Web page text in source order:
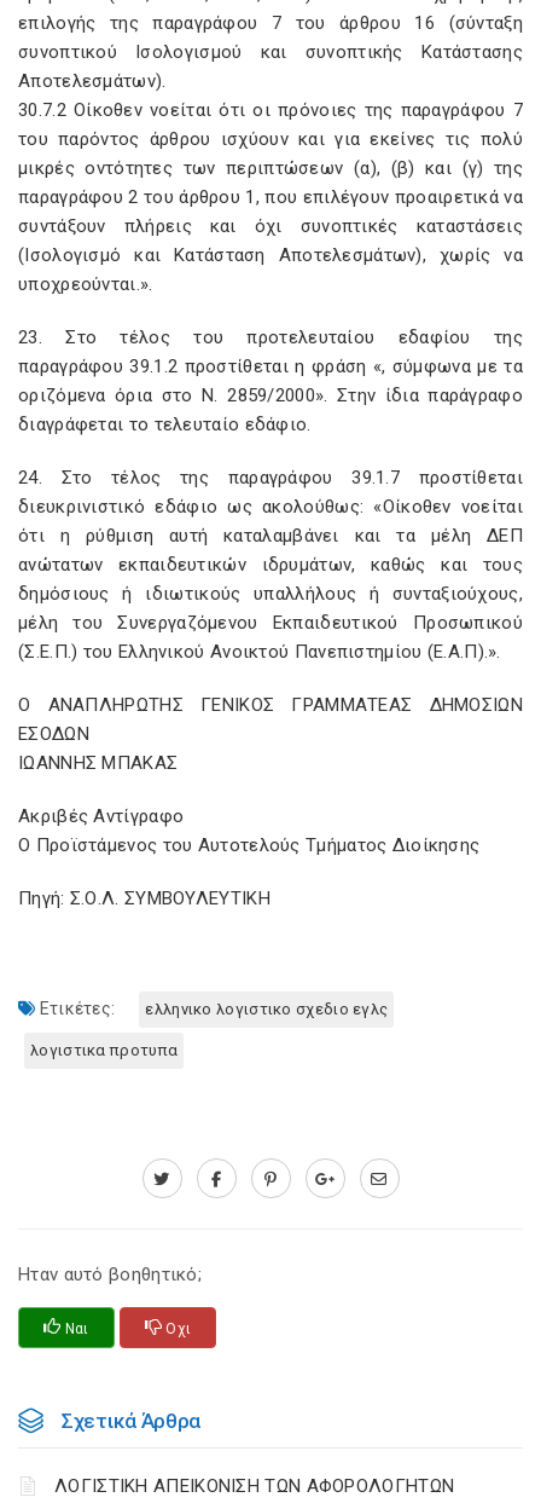
επιλογής της παραγράφου 7 του άρθρου 16 (σύνταξη
συνοπτικού Ισολογισμού και συνοπτικής Κατάστασης
Αποτελεσμάτων).
30.7.2 Οίκοθεν νοείται ότι οι πρόνοιες της παραγράφου 7
του παρόντος άρθρου ισχύουν και για εκείνες τις πολύ
μικρές οντότητες των περιπτώσεων (α), (β) και (γ) της
παραγράφου 2 του άρθρου 1, που επιλέγουν προαιρετικά να
συντάξουν πλήρεις και όχι συνοπτικές καταστάσεις
(Ισολογισμό και Κατάσταση Αποτελεσμάτων), χωρίς να
υποχρεούνται.».
23. Στο τέλος του προτελευταίου εδαφίου της
παραγράφου 39.1.2 προστίθεται η φράση «, σύμφωνα με τα
οριζόμενα όρια στο Ν. 2859/2000». Στην ίδια παράγραφο
διαγράφεται το τελευταίο εδάφιο.
24. Στο τέλος της παραγράφου 39.1.7 προστίθεται
διευκρινιστικό εδάφιο ως ακολούθως: «Οίκοθεν νοείται
ότι η ρύθμιση αυτή καταλαμβάνει και τα μέλη ΔΕΠ
ανώτατων εκπαιδευτικών ιδρυμάτων, καθώς και τους
δημόσιους ή ιδιωτικούς υπαλλήλους ή συνταξιούχους,
μέλη του Συνεργαζόμενου Εκπαιδευτικού Προσωπικού
(Σ.Ε.Π.) του Ελληνικού Ανοικτού Πανεπιστημίου (Ε.Α.Π).».
Ο ΑΝΑΠΛΗΡΩΤΗΣ ΓΕΝΙΚΟΣ ΓΡΑΜΜΑΤΕΑΣ ΔΗΜΟΣΙΩΝ
ΕΣΟΔΩΝ
ΙΩΑΝΝΗΣ ΜΠΑΚΑΣ
Ακριβές Αντίγραφο
Ο Προϊστάμενος του Αυτοτελούς Τμήματος Διοίκησης
Πηγή: Σ.Ο.Λ. ΣΥΜΒΟΥΛΕΥΤΙΚΗ
Ετικέτες: ελληνικο λογιστικο σχεδιο εγλς
λογιστικα προτυπα
Ηταν αυτό βοηθητικό;
Ναι Οχι
Σχετικά Άρθρα
ΛΟΓΙΣΤΙΚΗ ΑΠΕΙΚΟΝΙΣΗ ΤΩΝ ΑΦΟΡΟΛΟΓΗΤΩΝ